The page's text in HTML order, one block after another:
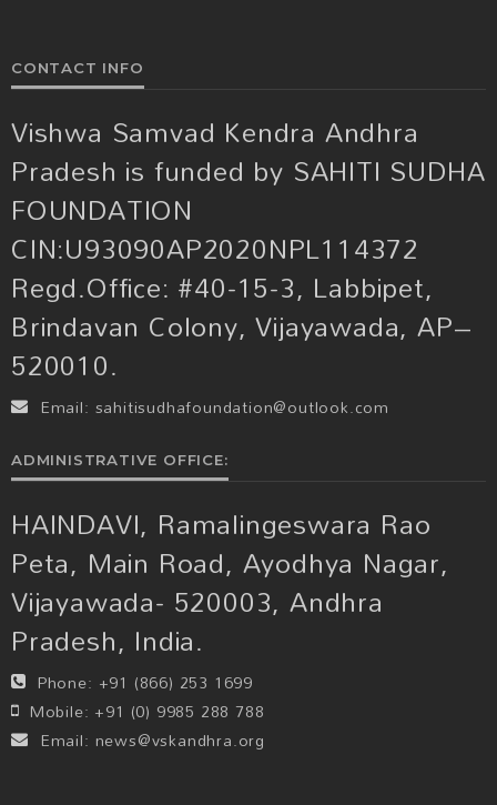
CONTACT INFO
Vishwa Samvad Kendra Andhra
Pradesh is funded by SAHITI SUDHA
FOUNDATION
CIN:U93090AP2020NPL114372
Regd.Office: #40-15-3, Labbipet,
Brindavan Colony, Vijayawada, AP–
520010.
Email: sahitisudhafoundation@outlook.com
ADMINISTRATIVE OFFICE:
HAINDAVI, Ramalingeswara Rao
Peta, Main Road, Ayodhya Nagar,
Vijayawada- 520003, Andhra
Pradesh, India.
Phone: +91 (866) 253 1699
Mobile: +91 (0) 9985 288 788
Email: news@vskandhra.org